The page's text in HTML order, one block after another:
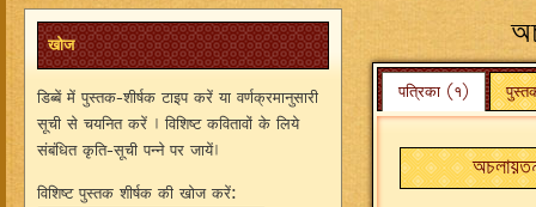
खोज
डिब्बें में पुस्तक-शीर्षक टाइप करें या वर्णक्रमानुसारी
सूची से चयनित करें । विशिष्ट कवितावों के लिये
संबंधित कृति-सूची पन्ने पर जायें।
विशिष्ट पुस्तक शीर्षक की खोज करें:
पत्रिका (१)